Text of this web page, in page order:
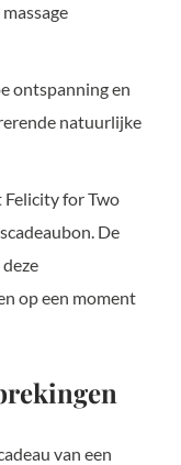
ontspanning en
natuurlijke
for Two
De
op een moment
van een